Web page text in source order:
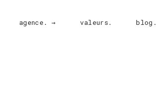
agence. → valeurs. blog.